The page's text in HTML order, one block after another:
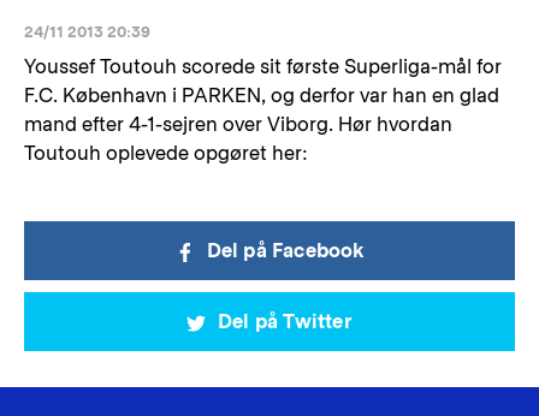
24/11 2013 20:39
Youssef Toutouh scorede sit første Superliga-mål for
F.C. København i PARKEN, og derfor var han en glad
mand efter 4-1-sejren over Viborg. Hør hvordan
Toutouh oplevede opgøret her:
Del på Facebook
Del på Twitter